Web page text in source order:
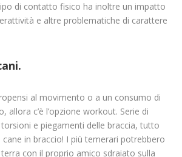
di contatto fisico ha inoltre un impatto
e altre problematiche di carattere
al movimento o a un consumo di
allora c’è l’opzione workout. Serie di
e piegamenti delle braccia, tutto
in braccio! I più temerari potrebbero
con il proprio amico sdraiato sulla